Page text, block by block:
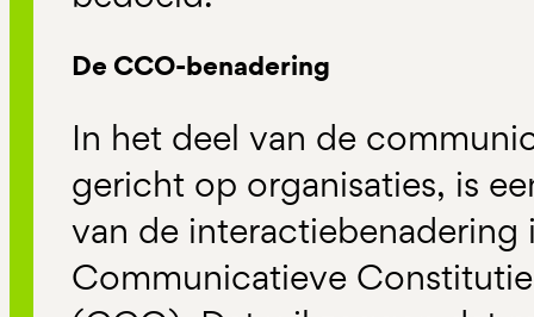
De CCO-benadering
In het deel van de
gericht op organisaties, is
van de interactiebenadering
Communicatieve